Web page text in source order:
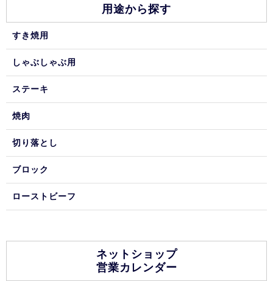
用途から探す
すき焼用
しゃぶしゃぶ用
ステーキ
焼肉
切り落とし
ブロック
ローストビーフ
ネットショップ
営業カレンダー